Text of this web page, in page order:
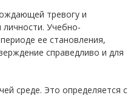
тревогу и
Учебно-
ее становления,
справедливо и для
среде. Это определяется с